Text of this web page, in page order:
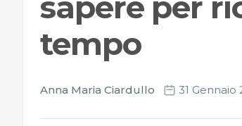
tempo
Anna Maria Ciardullo 31 Gennaio